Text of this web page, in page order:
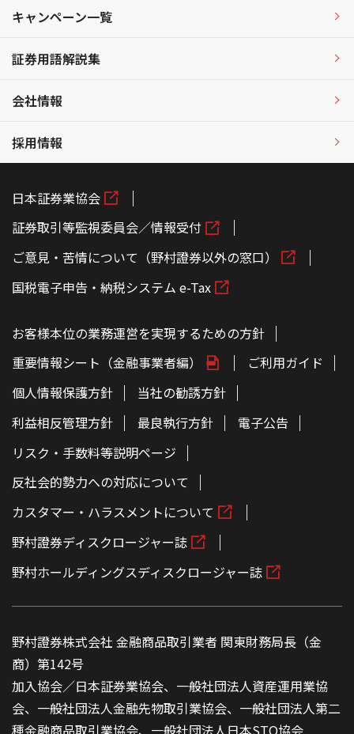
キャンペーン一覧
証券用語解説集
会社情報
採用情報
日本証券業協会
証券取引等監視委員会／情報受付
ご意見・苦情について（野村證券以外の窓口）
国税電子申告・納税システム e-Tax
お客様本位の業務運営を実現するための方針
重要情報シート（金融事業者編）
ご利用ガイド
個人情報保護方針
当社の勧誘方針
利益相反管理方針
最良執行方針
電子公告
リスク・手数料等説明ページ
反社会的勢力への対応について
カスタマー・ハラスメントについて
野村證券ディスクロージャー誌
野村ホールディングスディスクロージャー誌
野村證券株式会社 金融商品取引業者 関東財務局長（金
商）第142号
加入協会／日本証券業協会、一般社団法人資産運用業協
会、一般社団法人金融先物取引業協会、一般社団法人第二